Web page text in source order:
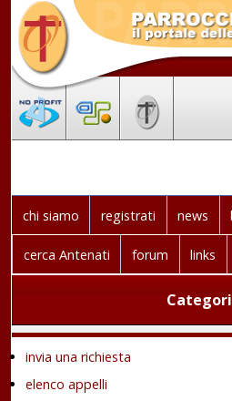
chi siamo registrati news
cerca Antenati forum links
invia una richiesta
elenco appelli